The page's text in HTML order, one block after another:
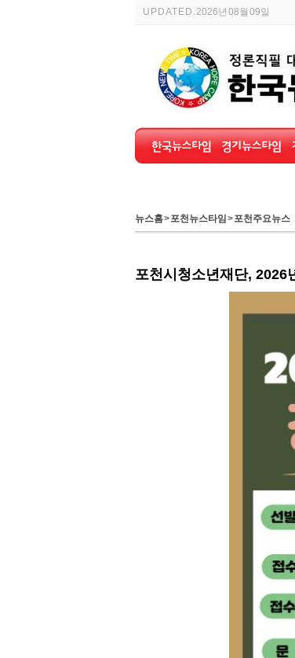
UPDATED.2026년 08월 09일
뉴스홈>포천뉴스타임 >포천주요뉴스